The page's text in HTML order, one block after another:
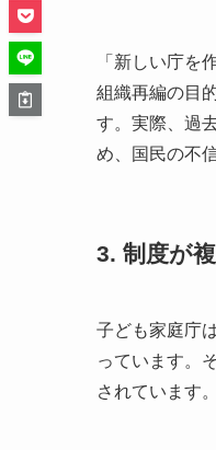
「新しい庁を
組織再編の目
す。実際、過
め、国民の不
3. 制度が
子ども家庭庁
っています。
されています